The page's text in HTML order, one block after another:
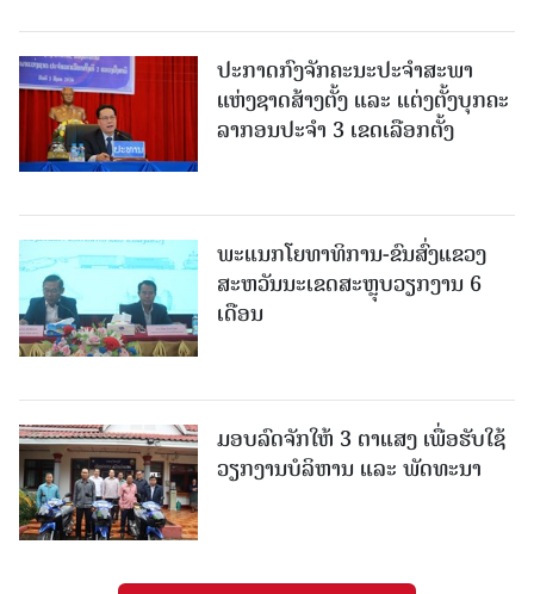
ປະກາດກົງຈັກຄະນະປະຈໍາສະພາ
ແຫ່ງຊາດສ້າງຕັ້ງ ແລະ ແຕ່ງຕັ້ງບຸກຄະ
ລາກອນປະຈໍາ 3 ເຂດເລືອກຕັ້ງ
ພະແນກໂຍທາທິການ-ຂົນສົ່ງແຂວງ
ສະຫວັນນະເຂດສະຫຼຸບວຽກງານ 6
ເດືອນ
ມອບລົດຈັກໃຫ້ 3 ຕາແສງ ເພື່ອຮັບໃຊ້
ວຽກງານບໍລິຫານ ແລະ ພັດທະນາ